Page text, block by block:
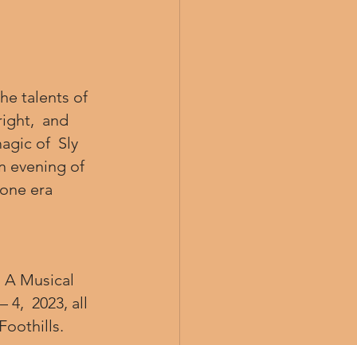
talents of
of  Sly
evening of
era
Musical
4,  2023, all